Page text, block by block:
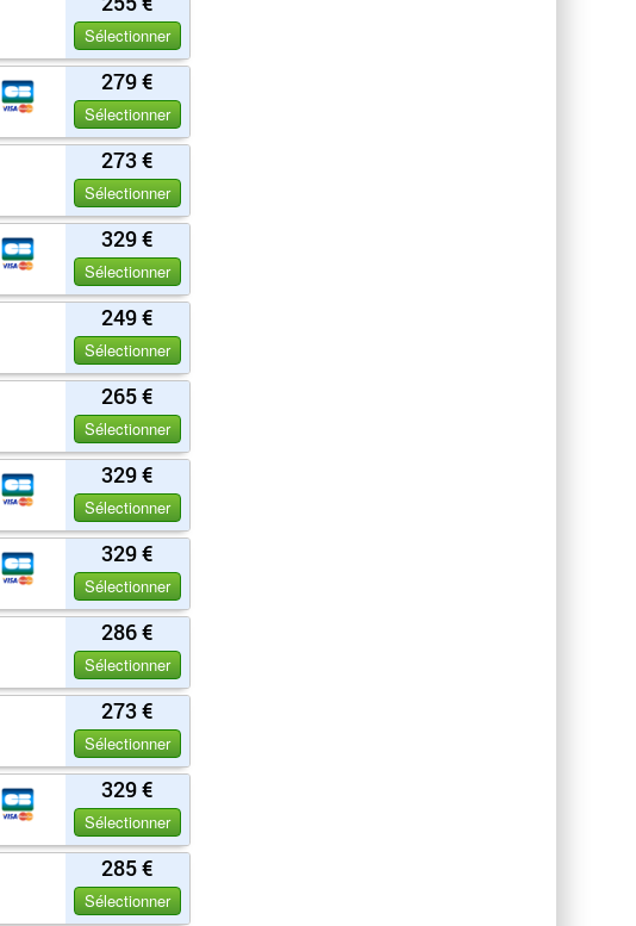
Sélectionner
279 €
Sélectionner
273 €
Sélectionner
329 €
Sélectionner
249 €
Sélectionner
265 €
Sélectionner
329 €
Sélectionner
329 €
Sélectionner
286 €
Sélectionner
273 €
Sélectionner
329 €
Sélectionner
285 €
Sélectionner